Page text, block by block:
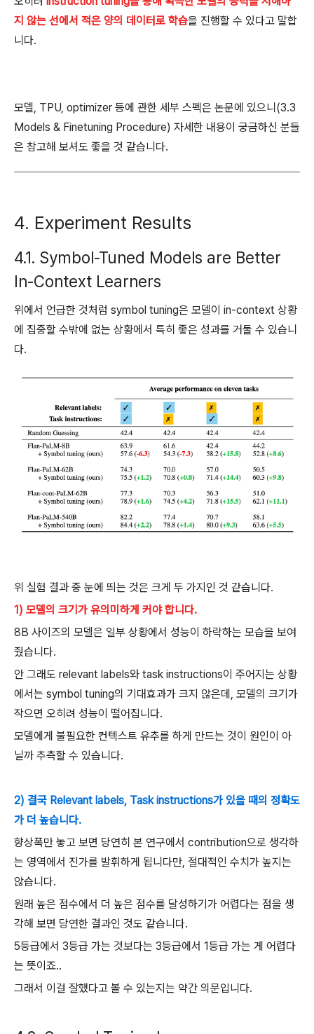
지 않는 선에서 적은 양의 데이터로 학습을 진행할 수 있다고 말합
니다.
모델, TPU, optimizer 등에 관한 세부 스펙은 논문에 있으니(3.3
Models & Finetuning Procedure) 자세한 내용이 궁금하신 분들
은 참고해 보셔도 좋을 것 같습니다.
4. Experiment Results
4.1. Symbol-Tuned Models are Better
In-Context Learners
위에서 언급한 것처럼 symbol tuning은 모델이 in-context 상황
에 집중할 수밖에 없는 상황에서 특히 좋은 성과를 거둘 수 있습니
다.
위 실험 결과 중 눈에 띄는 것은 크게 두 가지인 것 같습니다.
1) 모델의 크기가 유의미하게 커야 합니다.
8B 사이즈의 모델은 일부 상황에서 성능이 하락하는 모습을 보여
줬습니다.
안 그래도 relevant labels와 task instructions이 주어지는 상황
에서는 symbol tuning의 기대효과가 크지 않은데, 모델의 크기가
작으면 오히려 성능이 떨어집니다.
모델에게 불필요한 컨텍스트 유추를 하게 만드는 것이 원인이 아
닐까 추측할 수 있습니다.
2) 결국 Relevant labels, Task instructions가 있을 때의 정확도
가 더 높습니다.
향상폭만 놓고 보면 당연히 본 연구에서 contribution으로 생각하
는 영역에서 진가를 발휘하게 됩니다만, 절대적인 수치가 높지는
않습니다.
원래 높은 점수에서 더 높은 점수를 달성하기가 어렵다는 점을 생
각해 보면 당연한 결과인 것도 같습니다.
5등급에서 3등급 가는 것보다는 3등급에서 1등급 가는 게 어렵다
는 뜻이죠..
그래서 이걸 잘했다고 볼 수 있는지는 약간 의문입니다.